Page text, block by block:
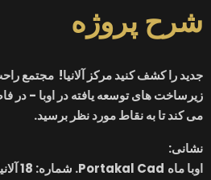
شرح پروژه
جدید را کشف کنیدمرکز آلانیا! مجتمع
زیرساخت های توسعه یافتهدر اوبا - در
می کند تا به نقاط مورد نظر برسید.
نشانی:
اوباماه Portakal Cad. شماره: 18 آلانیا / آنتالیا